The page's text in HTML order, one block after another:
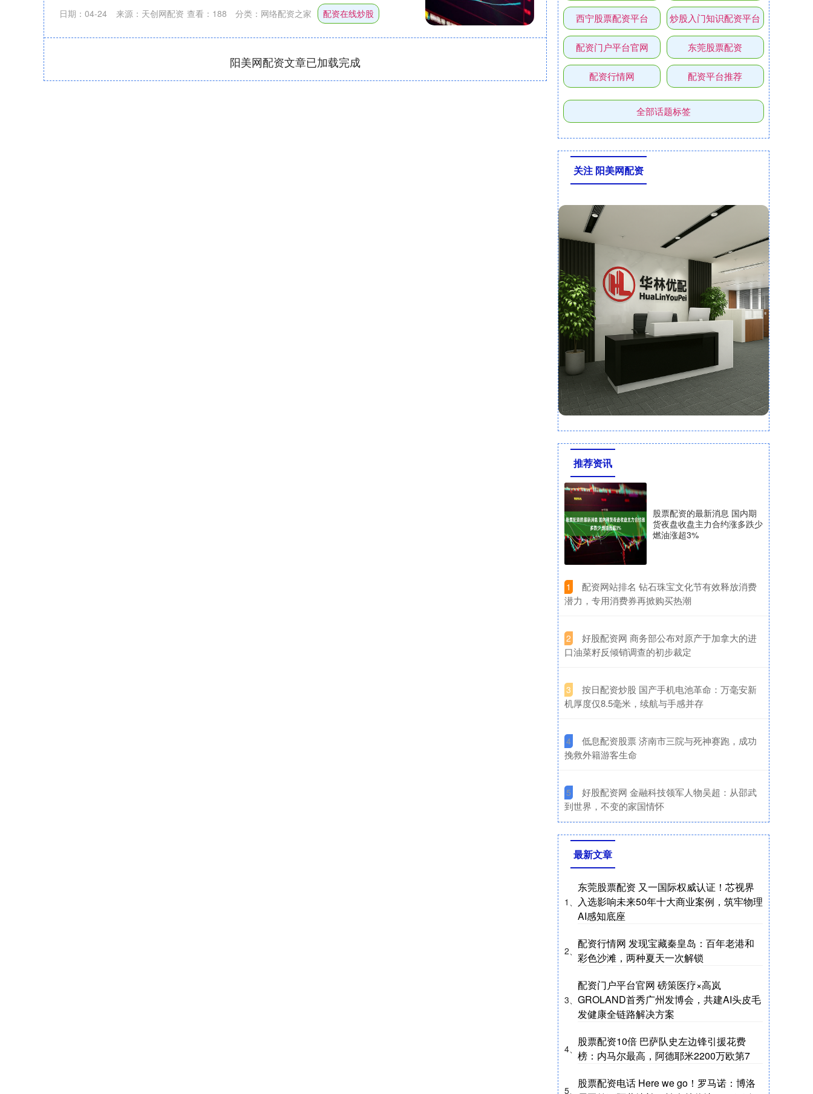
日期：04-24 来源：天创网配资 查看： 188 分类： 网络配资之家 配资在线炒股
阳美网配资文章已加载完成
西宁股票配资平台 炒股入门知识配资平台
配资门户平台官网 东莞股票配资
配资行情网 配资平台推荐
全部话题标签
关注 阳美网配资
推荐资讯
股票配资的最新消息 国内期
货夜盘收盘主力合约涨多跌少
燃油涨超3%
1
​配资网站排名 钻石珠宝文化节有效释放消费
潜力，专用消费券再掀购买热潮
2
​好股配资网 商务部公布对原产于加拿大的进
口油菜籽反倾销调查的初步裁定
3
​按日配资炒股 国产手机电池革命：万毫安新
机厚度仅8.5毫米，续航与手感并存
4
​低息配资股票 济南市三院与死神赛跑，成功
挽救外籍游客生命
5
​好股配资网 金融科技领军人物吴超：从邵武
到世界，不变的家国情怀
最新文章
1、
东莞股票配资 又一国际权威认证！芯视界
入选影响未来50年十大商业案例，筑牢物理
AI感知底座
2、
配资行情网 发现宝藏秦皇岛：百年老港和
彩色沙滩，两种夏天一次解锁
3、
配资门户平台官网 磅策医疗×高岚
GROLAND首秀广州发博会，共建AI头皮毛
发健康全链路解决方案
4、
股票配资10倍 巴萨队史左边锋引援花费
榜：内马尔最高，阿德耶米2200万欧第7
5、
股票配资电话 Here we go！罗马诺：博洛